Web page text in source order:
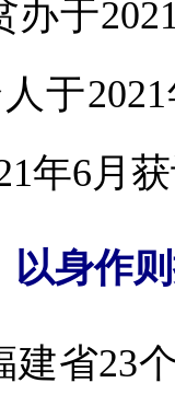
办于
于
年6月
身作
建省23